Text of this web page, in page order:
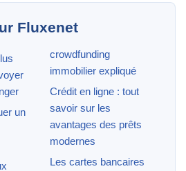
Fluxenet
un
crowdfunding
immobilier expliqué
Crédit en ligne : tout
savoir sur les
avantages des prêts
modernes
Les cartes bancaires